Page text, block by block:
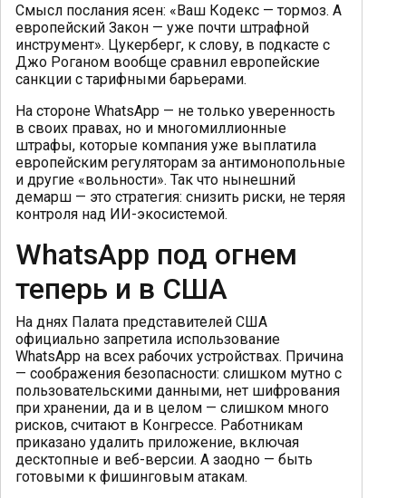
Смысл послания ясен: «Ваш Кодекс — тормоз. А
европейский Закон — уже почти штрафной
инструмент». Цукерберг, к слову, в подкасте с
Джо Роганом вообще сравнил европейские
санкции с тарифными барьерами.
На стороне WhatsApp — не только уверенность
в своих правах, но и многомиллионные
штрафы, которые компания уже выплатила
европейским регуляторам за антимонопольные
и другие «вольности». Так что нынешний
демарш — это стратегия: снизить риски, не теряя
контроля над ИИ-экосистемой.
WhatsApp под огнем
теперь и в США
На днях Палата представителей США
официально запретила использование
WhatsApp на всех рабочих устройствах. Причина
— соображения безопасности: слишком мутно с
пользовательскими данными, нет шифрования
при хранении, да и в целом — слишком много
рисков, считают в Конгрессе. Работникам
приказано удалить приложение, включая
десктопные и веб-версии. А заодно — быть
готовыми к фишинговым атакам.